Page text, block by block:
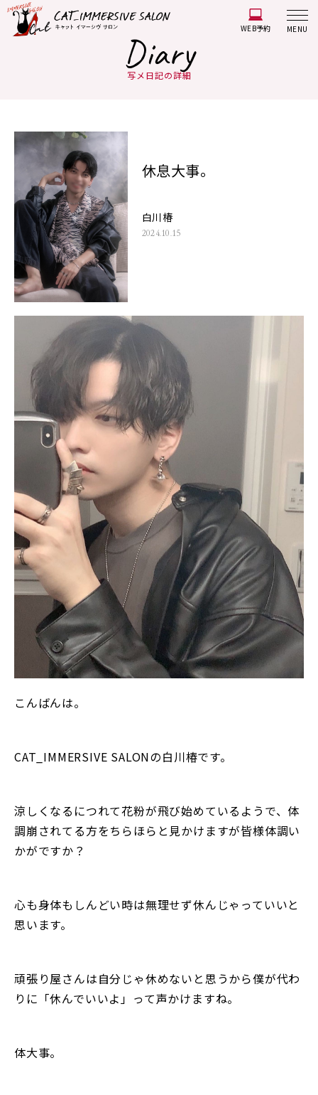
WEB予約 MENU
Diary
写メ日記の詳細
休息大事。
白川椿
2024.10.15
こんばんは。
CAT_IMMERSIVE SALONの白川椿です。
涼しくなるにつれて花粉が飛び始めているようで、体
調崩されてる方をちらほらと見かけますが皆様体調い
かがですか？
心も身体もしんどい時は無理せず休んじゃっていいと
思います。
頑張り屋さんは自分じゃ休めないと思うから僕が代わ
りに「休んでいいよ」って声かけますね。
体大事。